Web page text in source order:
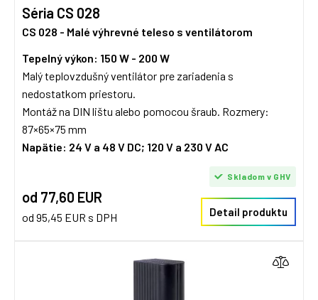
Séria CS 028
CS 028 - Malé výhrevné teleso s ventilátorom
Tepelný výkon: 150 W - 200 W
Malý teplovzdušný ventilátor pre zariadenia s
nedostatkom priestoru.
Montáž na DIN lištu alebo pomocou šraub. Rozmery:
87×65×75 mm
Napätie: 24 V a 48 V DC; 120 V a 230 V AC
od 77,60 EUR
od 95,45 EUR s DPH
Skladom v GHV
Detail produktu